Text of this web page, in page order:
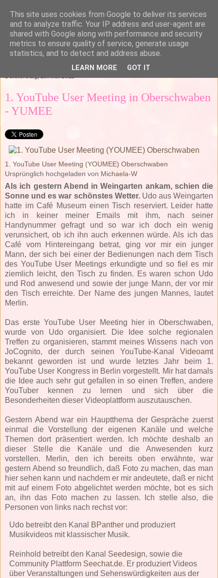
Donnerstag, 19. Mai 2011
1. YouTube User Meeting in Oberschwaben
- YUMEE
1. YouTube User Meeting (YOUMEE) Oberschwaben
Ursprünglich hochgeladen von Michaela-W
Als ich gestern Abend in Weingarten ankam, schien die
Sonne und es war schönstes Wetter.Udo aus Weingarten
hatte im Café Museum einen Tisch reserviert. Leider hatte
ich in keiner meiner Emails mit ihm, nach seiner
Handynummer gefragt und so war ich doch ein wenig
verunsichert, ob ich ihn auch erkennen würde. Als ich das
Café vom Hintereingang betrat, ging vor mir ein junger
Mann, der sich bei einer der Bedienungen nach dem Tisch
des YouTube User Meetings erkundigte und so fiel es mir
ziemlich leicht, den Tisch zu finden. Es waren schon Udo
und Rod anwesend und sowie der junge Mann, der vor mir
den Tisch erreichte. Der Name des jungen Mannes, lautet
Merlin.
Das erste YouTube User Meeting hier in Oberschwaben,
wurde von Udo organisiert. Die Idee solche regionalen
Treffen zu organisieren, stammt meines Wissens nach von
JoCognito, der durch seinen YouTube-Kanal Videoamt
bekannt geworden ist und wurde letztes Jahr beim 1.
YouTube User Kongress in Berlin vorgestellt. Mir hat damals
die Idee auch sehr gut gefallen in so einen Treffen, andere
YouTuber kennen zu lernen und sich über die
Besonderheiten dieser Videoplattform auszutauschen.
Gestern Abend war ein Hauptthema der Gespräche zuerst
einmal die Vorstellung der eigenen Kanäle und welche
Themen dort präsentiert werden. Ich möchte deshalb an
dieser Stelle die Kanäle und die Anwesenden kurz
vorstellen. Merlin, den ich bereits oben erwähnte, war
gestern Abend so freundlich, daß Foto zu machen, das man
hier sehen kann und nachdem er mir andeutete, daß er nicht
mit auf einem Foto abgelichtet werden möchte, bot es sich
an, ihn das Foto machen zu lassen. Ich stelle also, die
Personen von links nach rechst vor:
Udo betreibt den Kanal BPantherund produziert
Musikvideos mit klassischer Musik.
Reinhold betreibt den Kanal Seedesign, sowie die
Community Plattform Seechat.de. Er produziert Videos
über Veranstaltungen und Sehenswürdigkeiten aus der
This site uses cookies from Google to deliver its services
and to analyze traffic. Your IP address and user-agent are
shared with Google along with performance and security
metrics to ensure quality of service, generate usage
statistics, and to detect and address abuse.
LEARN MORE GOT IT